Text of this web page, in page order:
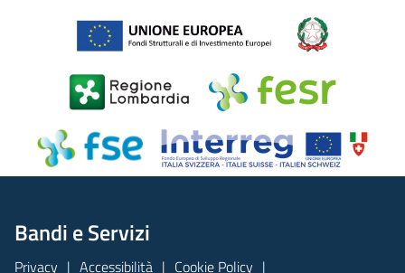
Bandi e Servizi
Privacy Accessibilità Cookie Policy